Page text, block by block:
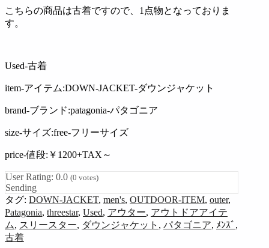
こちらの商品は古着ですので、1点物となっておりま
す。
Used-古着
item-アイテム:DOWN-JACKET-ダウンジャケット
brand-ブランド:patagonia-パタゴニア
size-サイズ:free-フリーサイズ
price-値段:￥1200+TAX～
User Rating: 0.0 (0 votes)
Sending
タグ: DOWN-JACKET, men's, OUTDOOR-ITEM, outer,
Patagonia, threestar, Used, アウター, アウトドアアイテ
ム, スリースター, ダウンジャケット , パタゴニア, ﾒﾝｽﾞ ,
古着